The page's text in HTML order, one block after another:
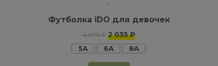
Футболка iDO для девочек
4 070 ₽ 2 035 ₽
5A
6A 8A